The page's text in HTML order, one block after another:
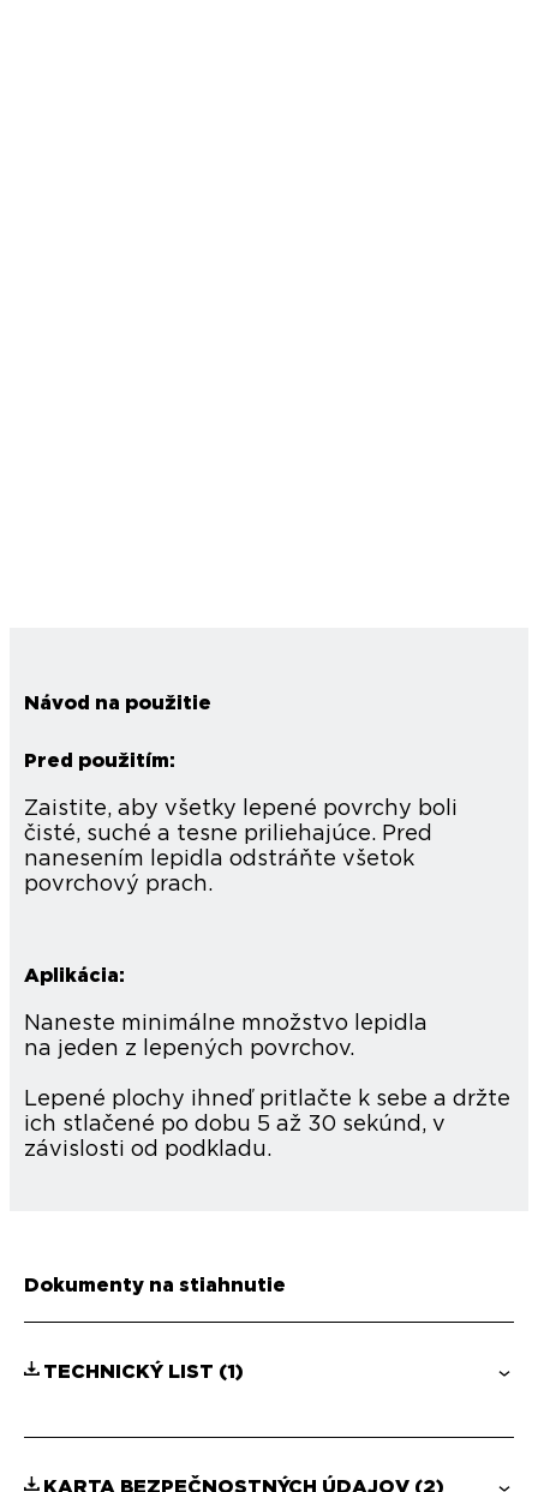
Návod na použitie
Pred použitím:
Zaistite, aby všetky lepené povrchy boli
čisté, suché a tesne priliehajúce. Pred
nanesením lepidla odstráňte všetok
povrchový prach.
Aplikácia:
Naneste minimálne množstvo lepidla
na jeden z lepených povrchov.
Lepené plochy ihneď pritlačte k sebe a držte
ich stlačené po dobu 5 až 30 sekúnd, v
závislosti od podkladu.
Dokumenty na stiahnutie
TECHNICKÝ LIST (1)
KARTA BEZPEČNOSTNÝCH ÚDAJOV (2)